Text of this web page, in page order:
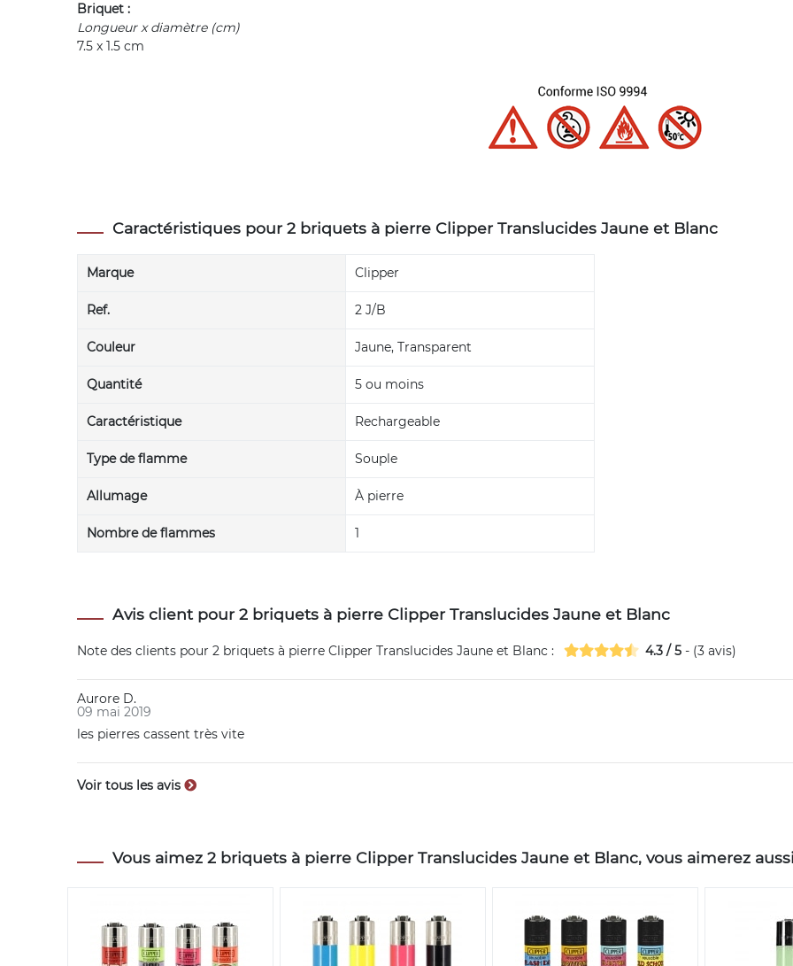
Briquet :
Longueur x diamètre (cm)
7.5 x 1.5 cm
Caractéristiques pour 2 briquets à pierre Clipper Translucides Jaune et Blanc
Marque Clipper
Ref. 2 J/B
Couleur Jaune, Transparent
Quantité 5 ou moins
Caractéristique Rechargeable
Type de flamme Souple
Allumage À pierre
Nombre de flammes 1
Avis client pour 2 briquets à pierre Clipper Translucides Jaune et Blanc
Note des clients pour 2 briquets à pierre Clipper Translucides Jaune et Blanc : 4.3 /5 - (3 avis)
Aurore D.
09 mai 2019
les pierres cassent très vite
Voir tous les avis
Vous aimez 2 briquets à pierre Clipper Translucides Jaune et Blanc, vous aimerez